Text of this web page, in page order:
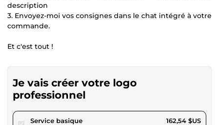
description
3. Envoyez-moi vos consignes dans le chat intégré à votre
commande.
Et c'est tout !
Je vais créer votre logo
professionnel
Service basiquepour 149,80 $US 162,54 $US